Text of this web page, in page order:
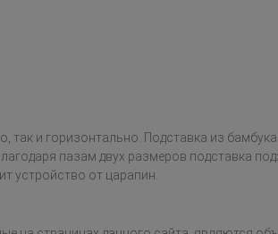
так и горизонтально. Подставка из
пазам двух размеров подставка
устройство от царапин.